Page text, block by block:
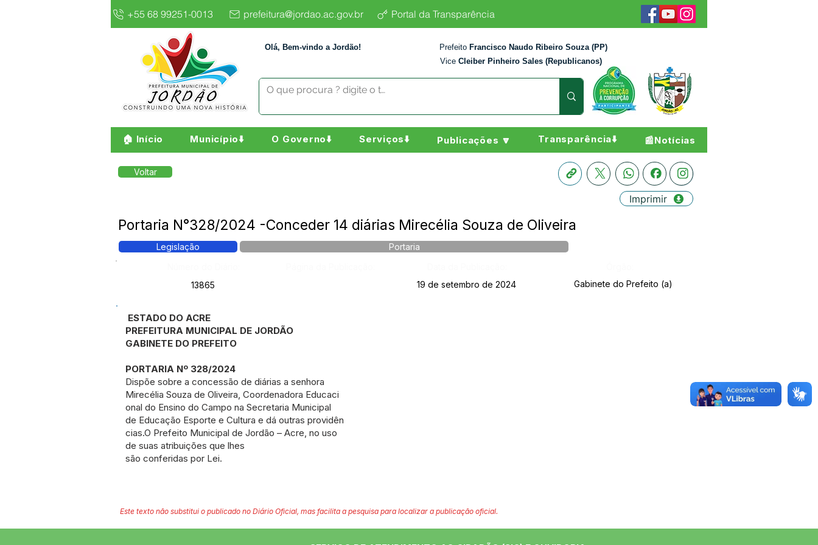
+55 68 99251-0013 prefeitura@jordao.ac.gov.br Portal da Transparência
Olá, Bem-vindo a Jordão! Prefeito Francisco Naudo Ribeiro Souza (PP)
Vice Cleiber Pinheiro Sales (Republicanos)
🏠 Início Município⬇️ O Governo⬇️ Serviços⬇️ Publicações 🔽 Transparência⬇️ 📰Notícias
Voltar
Imprimir
Portaria N°328/2024 -Conceder 14 diárias Mirecélia Souza de Oliveira
Legislação
Portaria
13865
19 de setembro de 2024 Gabinete do Prefeito (a)
ESTADO DO ACRE
PREFEITURA MUNICIPAL DE JORDÃO
GABINETE DO PREFEITO
PORTARIA Nº 328/2024
Dispõe sobre a concessão de diárias a senhora
Mirecélia Souza de Oliveira, Coordenadora Educaci
onal do Ensino do Campo na Secretaria Municipal
de Educação Esporte e Cultura e dá outras providên
cias.O Prefeito Municipal de Jordão – Acre, no uso
de suas atribuições que lhes
são conferidas por Lei.
Este texto não substitui o publicado no Diário Oficial, mas facilita a pesquisa para localizar a publicação oficial.